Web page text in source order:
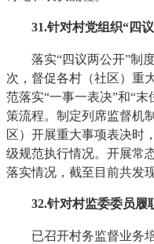
31.针对村党组织“四
落实“四议两公开”制度
次，督促各村（社区）重
范落实“一事一表决”和“
策流程。制定列席监督机
区）开展重大事项表决时
级规范执行情况。开展常
落实情况，截至目前共发
32.针对村监委委员履
已召开村务监督业务培